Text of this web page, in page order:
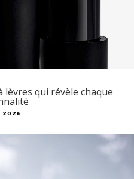
lèvres qui révèle chaque
2026